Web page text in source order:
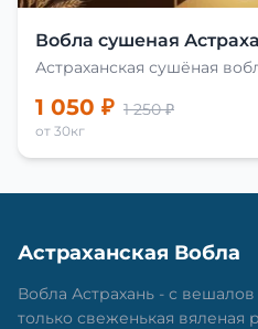
Вобла сушеная
Астраханская сушёная
1 050 ₽ 1 250 ₽
от 30кг
Астраханская Вобла
Вобла Астрахань - с
только свеженькая вяленая